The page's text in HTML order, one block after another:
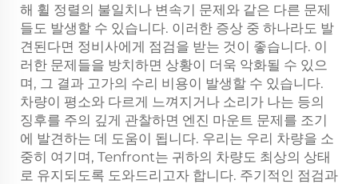
해 휠 정렬의 불일치나 변속기 문제와 같은 다른 문제
들도 발생할 수 있습니다. 이러한 증상 중 하나라도 발
견된다면 정비사에게 점검을 받는 것이 좋습니다. 이
러한 문제들을 방치하면 상황이 더욱 악화될 수 있으
며, 그 결과 고가의 수리 비용이 발생할 수 있습니다.
차량이 평소와 다르게 느껴지거나 소리가 나는 등의
징후를 주의 깊게 관찰하면 엔진 마운트 문제를 조기
에 발견하는 데 도움이 됩니다. 우리는 우리 차량을 소
중히 여기며, Tenfront는 귀하의 차량도 최상의 상태
로 유지되도록 도와드리고자 합니다. 주기적인 점검과